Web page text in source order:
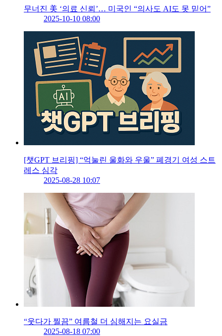
무너진 美 ‘의료 신뢰’… 미국인 “의사도 AI도 못 믿어”
2025-10-10 08:00
[챗GPT 브리핑] “억눌린 울화와 우울” 폐경기 여성 스트
레스 심각
2025-08-28 10:07
“웃다가 찔끔” 여름철 더 심해지는 요실금
2025-08-18 07:00